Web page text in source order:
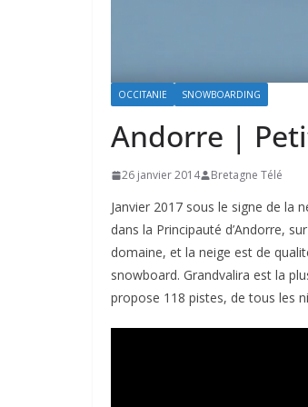
OCCITANIE SNOWBOARDING
Andorre |
26 janvier 2014 Bretagne Télé
Janvier 2017 sous le signe de la
dans la Principauté d’Andorre,
domaine, et la neige est de
snowboard. Grandvalira est la
propose 118 pistes, de tous les